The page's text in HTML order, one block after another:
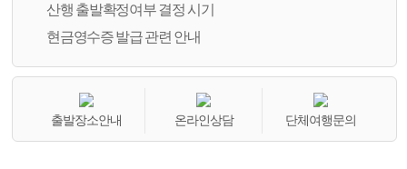
산행 출발확정여부 결정 시기
현금영수증 발급 관련 안내
출발장소안내 온라인상담 단체여행문의